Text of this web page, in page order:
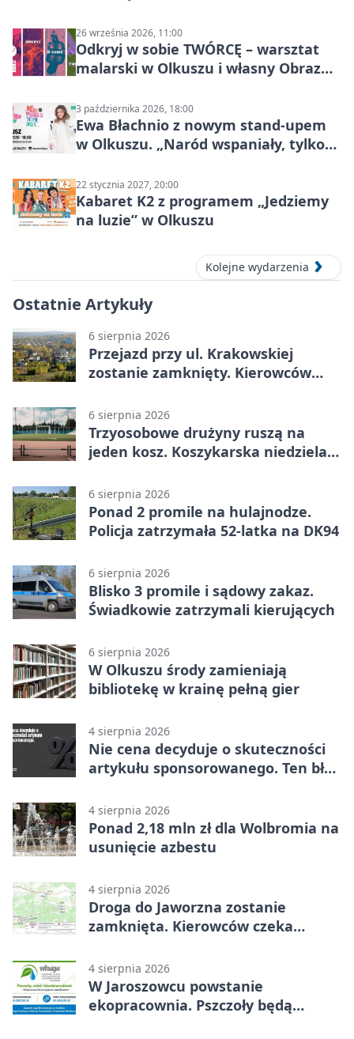
26 września 2026, 11:00
Odkryj w sobie TWÓRCĘ – warsztat
malarski w Olkuszu i własny Obraz
3 października 2026, 18:00
Ewa Błachnio z nowym stand-upem
w Olkuszu. „Naród wspaniały, tylko
22 stycznia 2027, 20:00
Kabaret K2 z programem „Jedziemy
na luzie” w Olkuszu
Kolejne wydarzenia
Ostatnie Artykuły
6 sierpnia 2026
Przejazd przy ul. Krakowskiej
zostanie zamknięty. Kierowców
6 sierpnia 2026
Trzyosobowe drużyny ruszą na
jeden kosz. Koszykarska niedziela
6 sierpnia 2026
Ponad 2 promile na hulajnodze.
Policja zatrzymała 52-latka na DK94
6 sierpnia 2026
Blisko 3 promile i sądowy zakaz.
Świadkowie zatrzymali kierujących
6 sierpnia 2026
W Olkuszu środy zamieniają
bibliotekę w krainę pełną gier
4 sierpnia 2026
Nie cena decyduje o skuteczności
artykułu sponsorowanego. Ten błąd
4 sierpnia 2026
Ponad 2,18 mln zł dla Wolbromia na
usunięcie azbestu
4 sierpnia 2026
Droga do Jaworzna zostanie
zamknięta. Kierowców czeka
4 sierpnia 2026
W Jaroszowcu powstanie
ekopracownia. Pszczoły będą